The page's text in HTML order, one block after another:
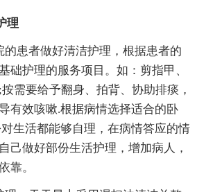
理
患者做好清洁护理，根据患者的
础护理的服务项目。如：剪指甲、
需要给予翻身、拍背、协助排痰，
有效咳嗽.根据病情选择适合的卧
生活都能够自理，在病情答应的情
己做好部份生活护理，增加病人，
靠。